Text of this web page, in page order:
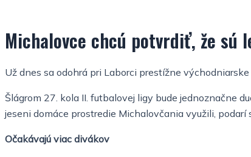
Michalovce chcú potvrdiť, že sú
Už dnes sa odohrá pri Laborci prestížne
Šlágrom 27. kola II. futbalovej ligy bude jednoznačne
jeseni domáce prostredie Michalovčania využili, podarí
Očakávajú viac divákov